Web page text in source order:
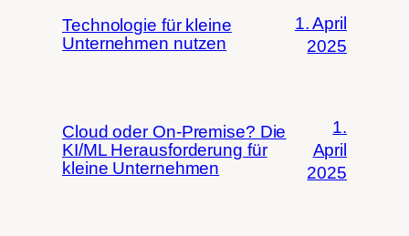
Technologie für kleine
Unternehmen nutzen
1. April
2025
Cloud oder On-Premise? Die
KI/ML Herausforderung für
kleine Unternehmen
1.
April
2025